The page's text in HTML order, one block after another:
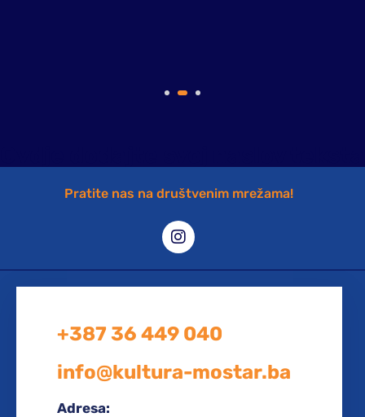
Pratite nas na društvenim mrežama!
+387 36 449 040
info@kultura-mostar.ba
Adresa: